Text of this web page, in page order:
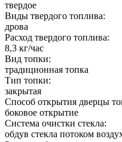
твердое
Виды твердого топлива:
дрова
Расход твердого топлива:
8,3 кг/час
Вид топки:
традиционная топка
Тип топки:
закрытая
Способ открытия дверцы
боковое открытие
Система очистки стекла:
обдув стекла потоком